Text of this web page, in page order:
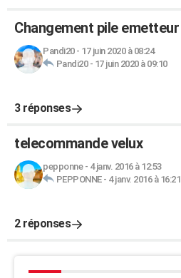
Changement pile emetteur
Pandi20- 17 juin 2020 à 08:24
Pandi20- 17 juin 2020 à 09:10
3 réponses
telecommande velux
pepponne- 4 janv. 2016 à 12:53
PEPPONNE- 4 janv. 2016 à 16:21
2 réponses